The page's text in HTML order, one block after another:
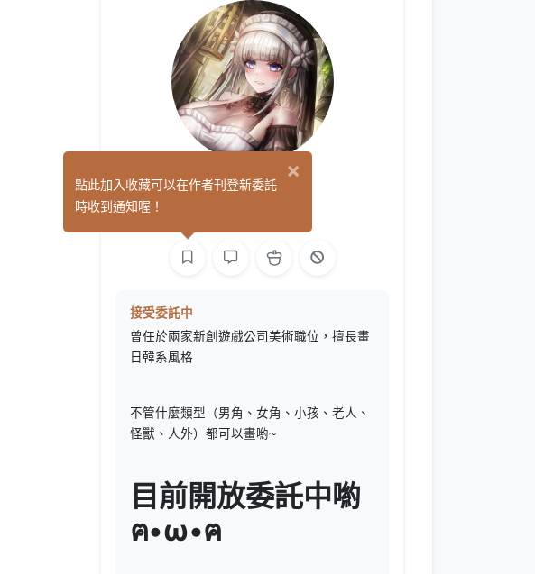
紫藤 月
接受委託中
曾任於兩家新創遊戲公司美術職位，擅長畫
日韓系風格
不管什麼類型（男角、女角、小孩、老人、
怪獸、人外）都可以畫喲~
目前開放委託中喲
ฅ•ω•ฅ
×
點此加入收藏可以在作者刊登新委託
時收到通知喔！